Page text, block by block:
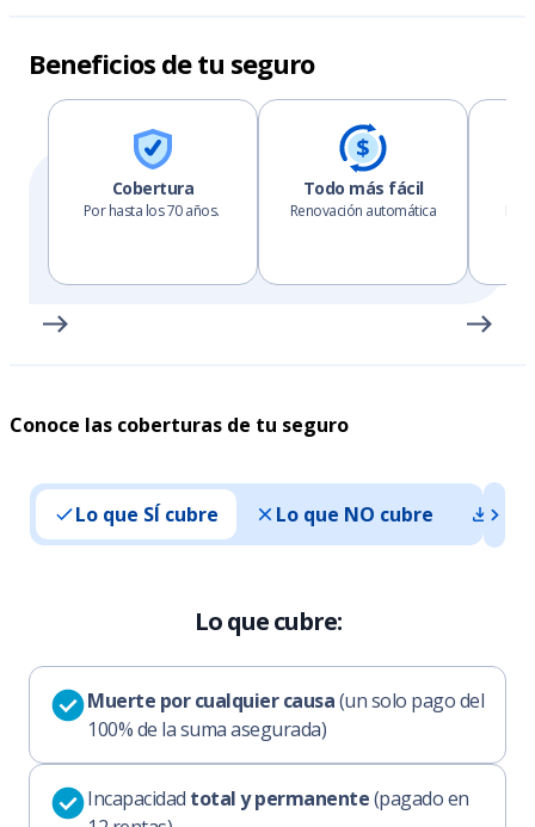
Beneficios de tu seguro
Cobertura
Por hasta los 70 años.
Todo más fácil
Renovación automática
Conoce las coberturas de tu seguro
Lo que SÍ cubre Lo que NO cubre
Lo que cubre:
Muerte por cualquier causa(un solo pago del
100% de la suma asegurada)
Incapacidad total y permanente(pagado en